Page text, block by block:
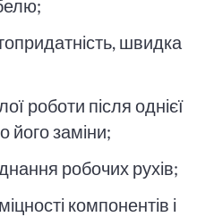
швидка
роботи після однієї
його заміни;
робочих рухів;
компонентів і